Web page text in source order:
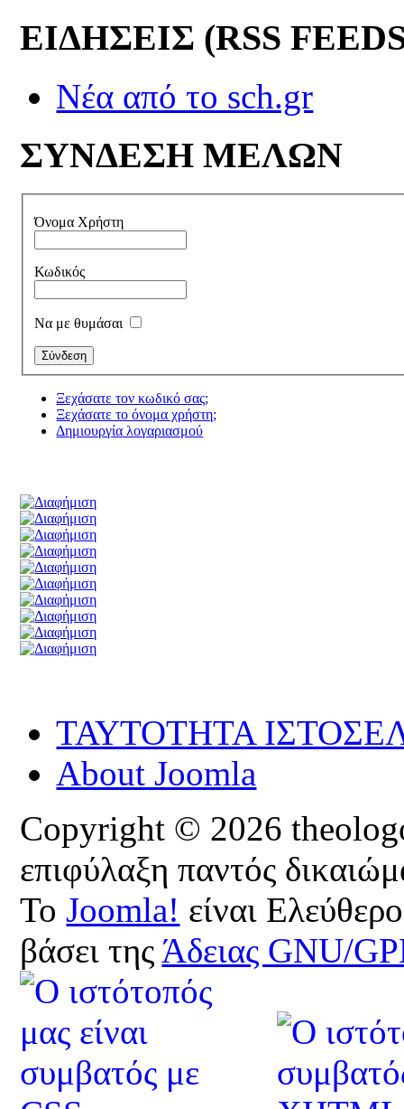
ΕΙΔΗΣΕΙΣ (RSS
Νέα από το sch.gr
ΣΥΝΔΕΣΗ ΜΕΛΩΝ
Όνομα Χρήστη
Κωδικός
Να με θυμάσαι
Ξεχάσατε τον κωδικό σας;
Ξεχάσατε το όνομα χρήστη;
Δημιουργία λογαριασμού
ΤΑΥΤΟΤΗΤΑ
About Joomla
Copyright © 2026
επιφύλαξη παντός
ΤοJoomla! είναι
βάσει της Άδειας GNU/